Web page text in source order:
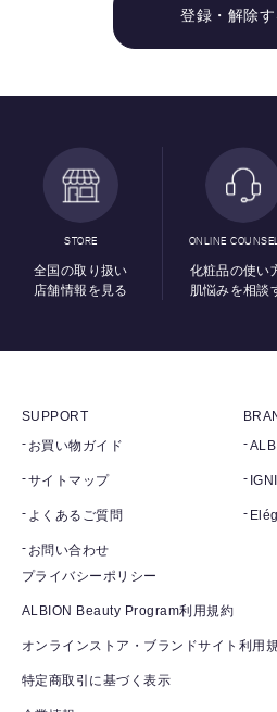
登録・解除す
STORE
全国の取り扱い
店舗情報を見る
ONLINE
化粧品の使い
肌悩みを相談
SUPPORT
お買い物ガイド
サイトマップ
よくあるご質問
お問い合わせ
プライバシーポリシー
ALBION Beauty Program利用規約
オンラインストア・ブランドサイト利用
特定商取引に基づく表示